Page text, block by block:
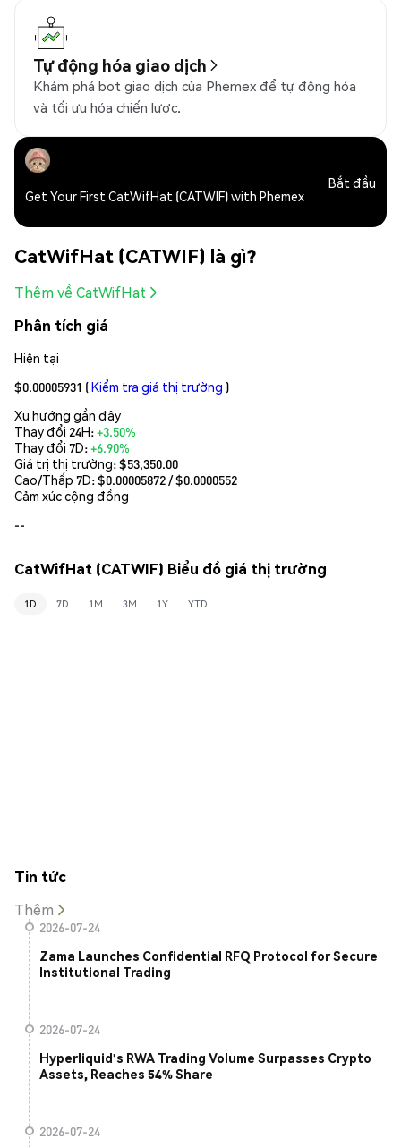
Tự động hóa giao dịch
Khám phá bot giao dịch của Phemex để tự động hóa
và tối ưu hóa chiến lược.
Get Your First CatWifHat (CATWIF) with Phemex
Bắt đầu
CatWifHat (CATWIF) là gì?
Thêm về CatWifHat
Phân tích giá
Hiện tại
$0.00005931 (Kiểm tra giá thị trường )
Xu hướng gần đây
Thay đổi 24H:+3.50%
Thay đổi 7D:+6.90%
Giá trị thị trường:$53,350.00
Cao/Thấp 7D: $0.00005872/ $0.0000552
Cảm xúc cộng đồng
--
CatWifHat (CATWIF) Biểu đồ giá thị trường
1D 7D 1M 3M 1Y YTD
Tin tức
Thêm
2026-07-24
Zama Launches Confidential RFQ Protocol for Secure
Institutional Trading
2026-07-24
Hyperliquid's RWA Trading Volume Surpasses Crypto
Assets, Reaches 54% Share
2026-07-24